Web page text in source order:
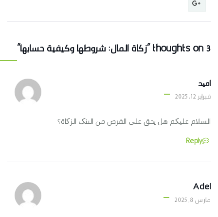
امید
فبراير 12, 2025
السلام علیکم هل یحق علی القرض من البنک الزکاة؟
Reply
Adel
مارس 8, 2025